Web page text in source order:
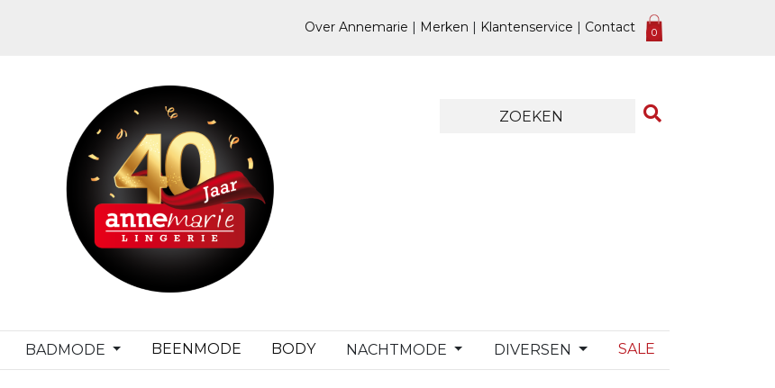
Over Annemarie | Merken | Klantenservice | Contact 0
BADMODE BEENMODE BODY NACHTMODE DIVERSEN SALE